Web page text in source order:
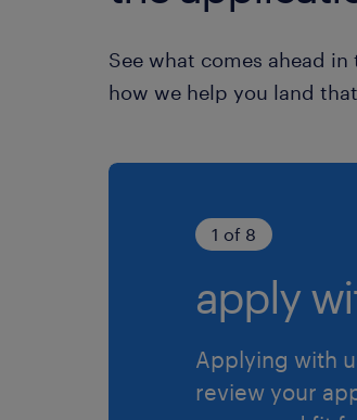
See what comes ahead
how we help you land
1 of 8
apply
Applying with
review your